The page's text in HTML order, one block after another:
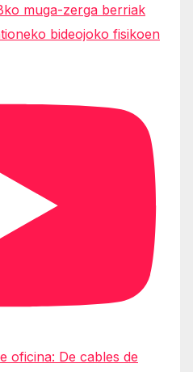
muga-zerga berriak
bideojoko fisikoen
oficina: De cables de